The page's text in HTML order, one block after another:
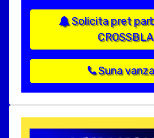
Solicita pret
Suna